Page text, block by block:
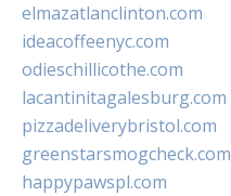
elmazatlanclinton.com
ideacoffeenyc.com
odieschillicothe.com
lacantinitagalesburg.com
pizzadeliverybristol.com
greenstarsmogcheck.com
happypawspl.com